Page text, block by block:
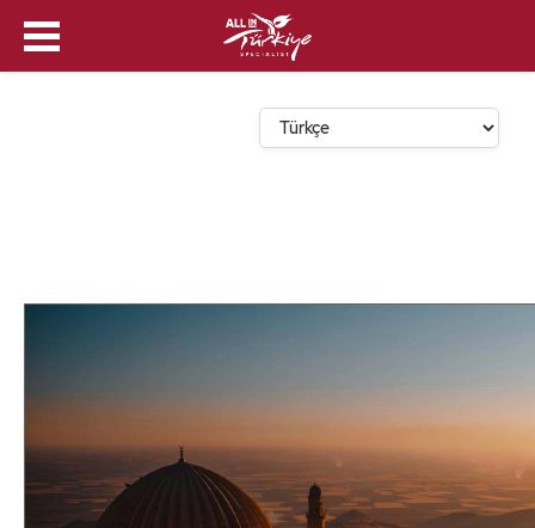
Dil Seçin